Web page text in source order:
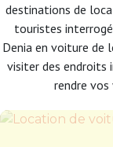
destinations de
touristes
Denia en voiture de
visiter des endroits
rendre